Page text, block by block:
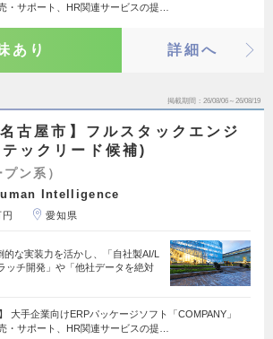
・サポート、HR関連サービスの提…
あり 詳細へ
掲載期間 26/08/06～26/08/19
名古屋市】フルスタックエンジ
ックリード候補)
ン系）
Intelligence
愛知県
な実装力を活かし、「自社製AI/L
ッチ開発」や「他社データを絶対
大手企業向けERPパッケージソフト「COMPANY」
・サポート、HR関連サービスの提…